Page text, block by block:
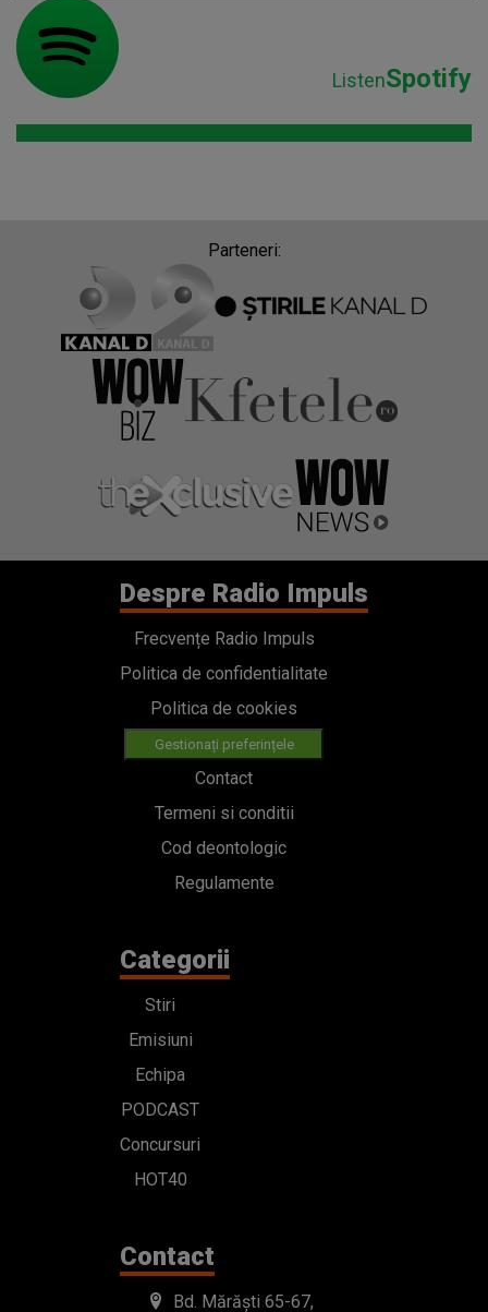
ListenSpotify
Parteneri:
Despre Radio Impuls
Frecvențe Radio Impuls
Politica de confidentialitate
Politica de cookies
Gestionați preferințele
Contact
Termeni si conditii
Cod deontologic
Regulamente
Categorii
Stiri
Emisiuni
Echipa
PODCAST
Concursuri
HOT40
Contact
Bd. Mărăști 65-67,